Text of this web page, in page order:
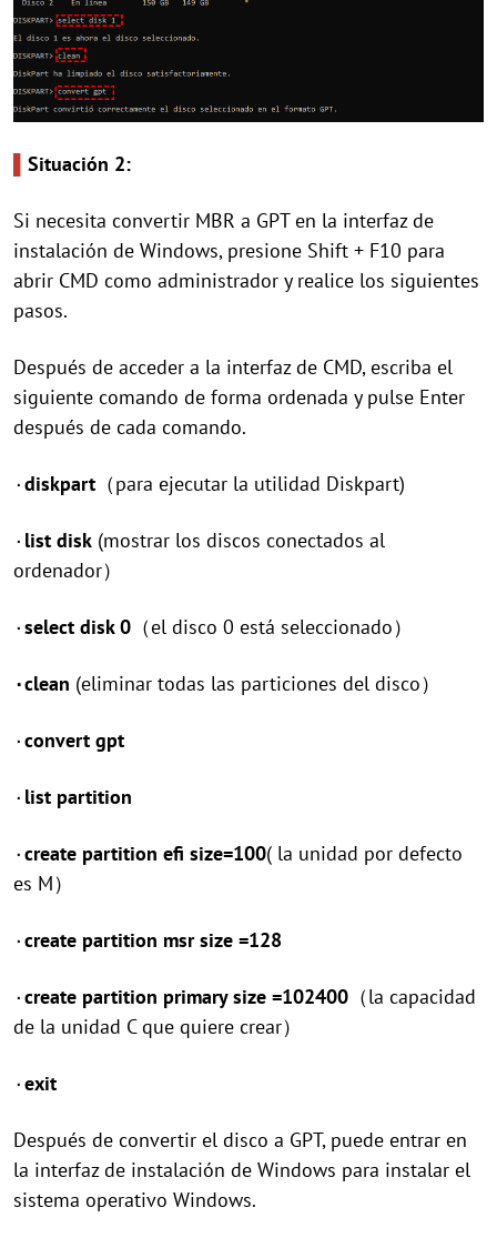
Situación 2:
Si necesita convertir MBR a GPT en la interfaz de
instalación de Windows, presione Shift + F10 para
abrir CMD como administrador y realice los siguientes
pasos.
Después de acceder a la interfaz de CMD, escriba el
siguiente comando de forma ordenada y pulse Enter
después de cada comando.
۰diskpart （para ejecutar la utilidad Diskpart)
۰ list disk (mostrar los discos conectados al
ordenador）
۰select disk 0 （el disco 0 está seleccionado）
۰clean (eliminar todas las particiones del disco）
۰convert gpt
۰ list partition
۰create partition efi size=100( la unidad por defecto
es M）
۰create partition msr size =128
۰create partition primary size =102400 （la capacidad
de la unidad C que quiere crear）
۰exit
Después de convertir el disco a GPT, puede entrar en
la interfaz de instalación de Windows para instalar el
sistema operativo Windows.